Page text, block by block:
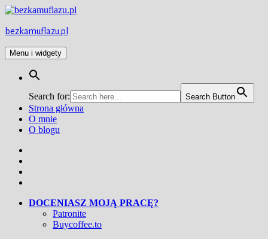
Przejdź
treści
bezkamuflazu.pl
Menu i widgety
Search for: Search Button
Strona główna
O mnie
O blogu
DOCENIASZ MOJĄ PRACĘ?
Patronite
Buycoffee.to